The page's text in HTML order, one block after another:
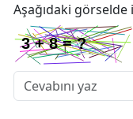
Aşağıdaki